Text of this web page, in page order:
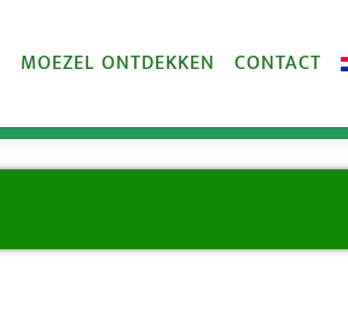
MOEZEL ONTDEKKEN CONTACT